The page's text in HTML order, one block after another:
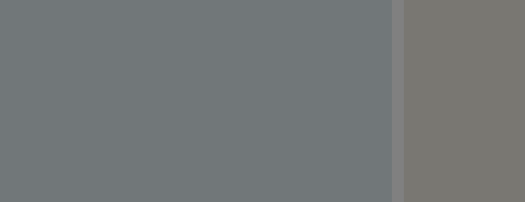
na
o
Ci